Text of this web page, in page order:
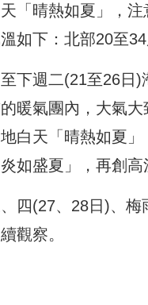
「晴熱如夏」，
如下：北部20至
下週二(21至26日
暖氣團內，大氣
白天「晴熱如夏
如盛夏」，再創高
四(27、28日)、
觀察。